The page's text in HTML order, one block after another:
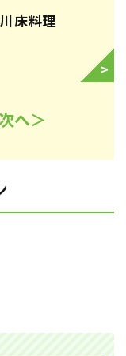
床料理
>
次へ＞